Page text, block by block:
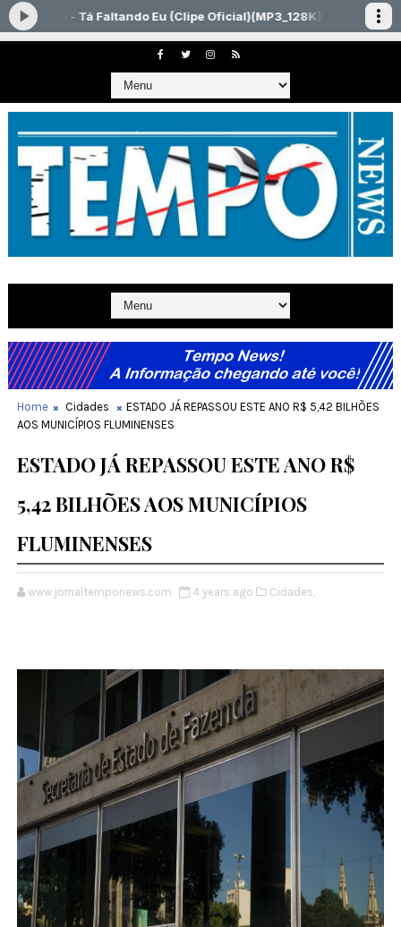
Home Cidades
ESTADO JÁ REPASSOU ESTE ANO R$ 5,42 BILHÕES
AOS MUNICÍPIOS FLUMINENSES
ESTADO JÁ REPASSOU ESTE ANO R$
5,42 BILHÕES AOS MUNICÍPIOS
FLUMINENSES
www.jornaltemponews.com 4 years ago Cidades,